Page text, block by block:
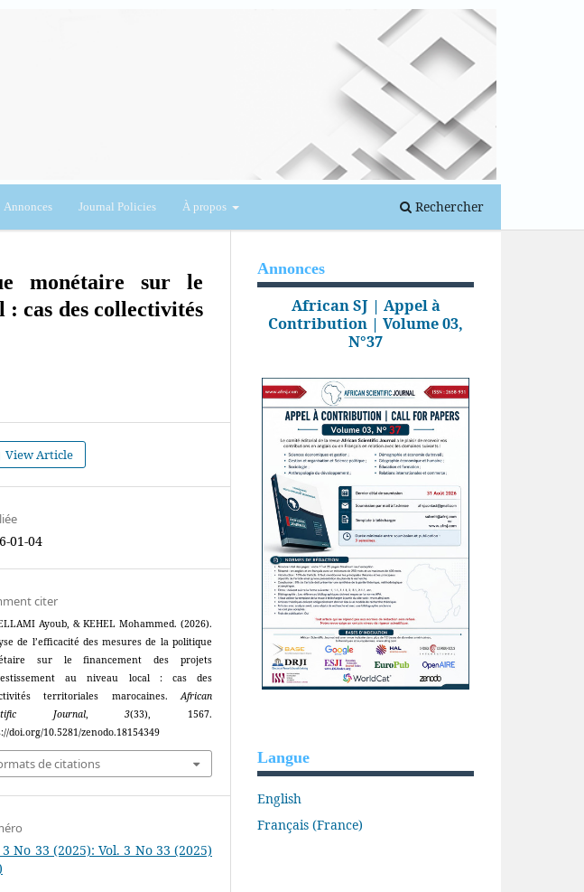
Annonces Journal Policies À propos Rechercher
Se connecter
monétaire sur le
: cas des collectivités
View Article
01-04
citer
Ayoub, & KEHEL Mohammed. (2026).
de l’efficacité des mesures de la politique
sur le financement des projets
au niveau local : cas des
territoriales marocaines.African
Journal,3(33), 1567.
doi.org/10.5281/zenodo.18154349
de citations
3 No 33 (2025): Vol. 3 No 33 (2025)
Annonces
African SJ | Appel à
Contribution | Volume 03,
N°37
Langue
English
Français (France)